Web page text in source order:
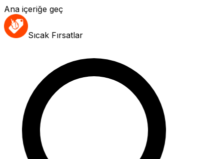
Ana içeriğe geç
Sıcak Fırsatlar